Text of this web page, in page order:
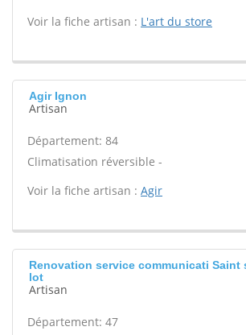
Voir la fiche artisan : L'art du store
Agir Ignon
Artisan
Département: 84
Climatisation réversible -
Voir la fiche artisan : Agir
Renovation service communicati Saint
lot
Artisan
Département: 47